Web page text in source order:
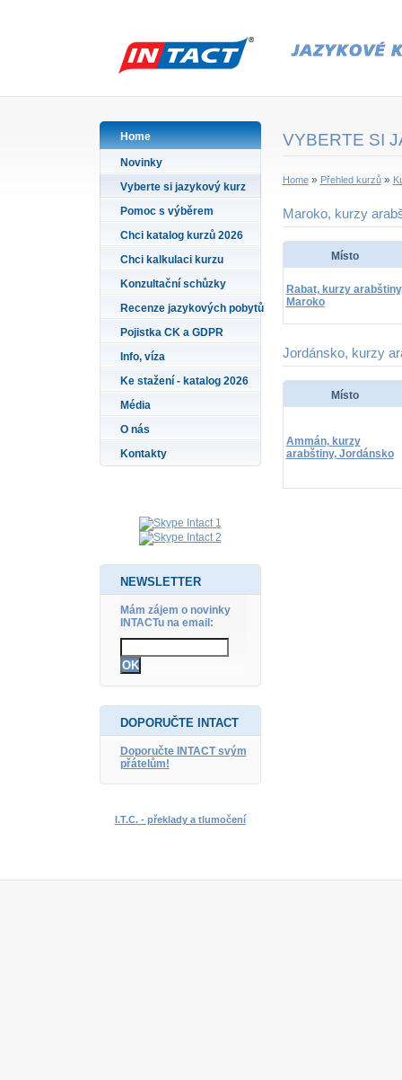
Home
Novinky
Vyberte si jazykový kurz
Pomoc s výběrem
Chci katalog kurzů 2026
Chci kalkulaci kurzu
Konzultační schůzky
Recenze jazykových pobytů
Pojistka CK a GDPR
Info, víza
Ke stažení - katalog 2026
Média
O nás
Kontakty
NEWSLETTER
Mám zájem o novinky
INTACTu na email:
DOPORUČTE INTACT
Doporučte INTACT svým
přátelům!
I.T.C. - překlady a tlumočení
VYBERTE SI
Home» Přehled kurzů»
Maroko, kurzy
Místo
Rabat, kurzy
Maroko
Jordánsko, kurzy
Místo
Ammán, kurzy
arabštiny, Jordánsko